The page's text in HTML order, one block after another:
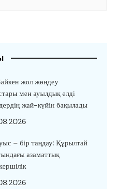
жол жөндеу
мен ауылдық елді
жай-күйін бақылады
– бір таңдау: Құрылтай
азаматтық